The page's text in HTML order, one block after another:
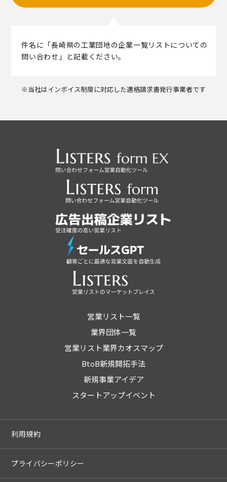
件名に「長崎県の工業団地の企業一覧リストについての
問い合わせ」と記載ください。
※当社はインボイス制度に対応した適格請求書発行事業者です
営業リスト一覧
業界団体一覧
営業リスト業界カオスマップ
BtoB新規開拓手法
新規事業アイデア
スタートアップイベント
利用規約
プライバシーポリシー